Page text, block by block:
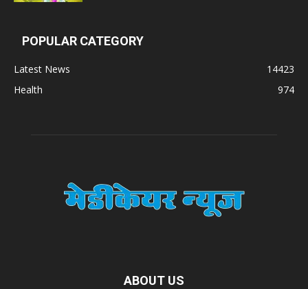
POPULAR CATEGORY
Latest News
14423
Health
974
ABOUT US